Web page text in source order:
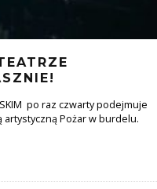
po raz czwarty podejmuje
artystyczną Pożar w burdelu.